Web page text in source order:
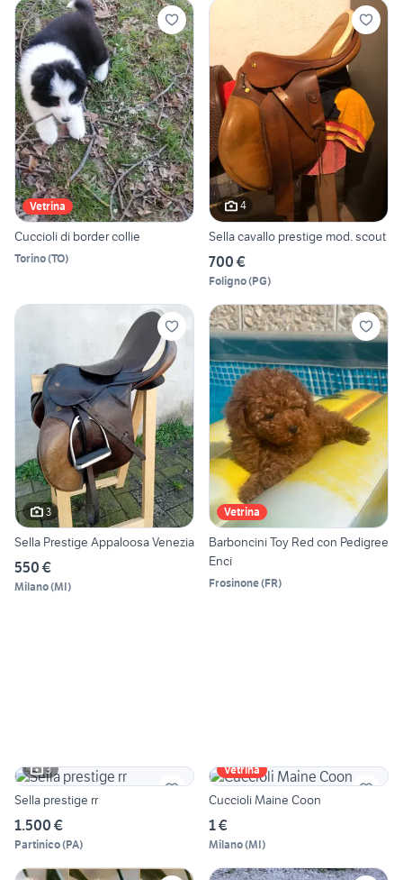
Vetrina
Cuccioli di border collie
Torino(TO)
4
Sella cavallo prestige mod. scout
700 €
Foligno(PG)
3
Sella Prestige Appaloosa Venezia
550 €
Milano(MI)
Vetrina
Barboncini Toy Red con Pedigree
Enci
Frosinone(FR)
3
Sella prestige rr
1.500 €
Partinico(PA)
Vetrina
Cuccioli Maine Coon
1 €
Milano(MI)